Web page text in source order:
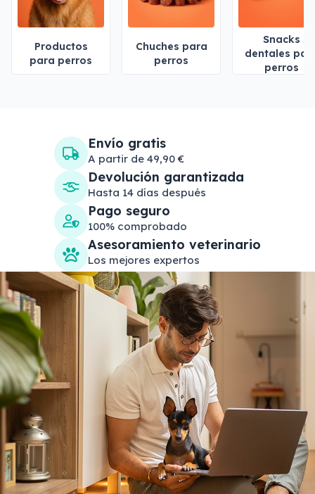
Productos
para perros
Chuches para
perros
Snacks
dentales
perros
Envío gratis
A partir de 49,90 €
Devolución garantizada
Hasta 14 días después
Pago seguro
100% comprobado
Asesoramiento veterinario
Los mejores expertos
Search products